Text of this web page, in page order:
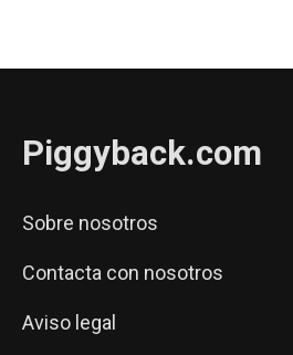
Piggyback.com
Sobre nosotros
Contacta con nosotros
Aviso legal